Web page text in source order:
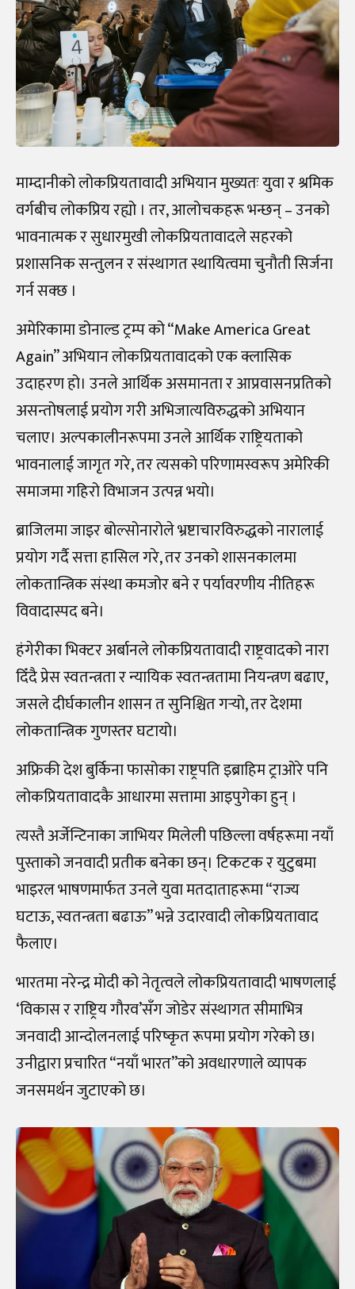
माम्दानीको लोकप्रियतावादी अभियान मुख्यतः युवा र श्रमिक
वर्गबीच लोकप्रिय रह्यो । तर, आलोचकहरू भन्छन् – उनको
भावनात्मक र सुधारमुखी लोकप्रियतावादले सहरको
प्रशासनिक सन्तुलन र संस्थागत स्थायित्वमा चुनौती सिर्जना
गर्न सक्छ ।
अमेरिकामा डोनाल्ड ट्रम्प को “Make America Great
Again” अभियान लोकप्रियतावादको एक क्लासिक
उदाहरण हो। उनले आर्थिक असमानता र आप्रवासनप्रतिको
असन्तोषलाई प्रयोग गरी अभिजात्यविरुद्धको अभियान
चलाए। अल्पकालीनरूपमा उनले आर्थिक राष्ट्रियताको
भावनालाई जागृत गरे, तर त्यसको परिणामस्वरूप अमेरिकी
समाजमा गहिरो विभाजन उत्पन्न भयो।
ब्राजिलमा जाइर बोल्सोनारोले भ्रष्टाचारविरुद्धको नारालाई
प्रयोग गर्दै सत्ता हासिल गरे, तर उनको शासनकालमा
लोकतान्त्रिक संस्था कमजोर बने र पर्यावरणीय नीतिहरू
विवादास्पद बने।
हंगेरीका भिक्टर अर्बानले लोकप्रियतावादी राष्ट्रवादको नारा
दिँदै प्रेस स्वतन्त्रता र न्यायिक स्वतन्त्रतामा नियन्त्रण बढाए,
जसले दीर्घकालीन शासन त सुनिश्चित गर्‍यो, तर देशमा
लोकतान्त्रिक गुणस्तर घटायो।
अफ्रिकी देश बुर्किना फासोका राष्ट्रपति इब्राहिम ट्राओरे पनि
लोकप्रियतावादकै आधारमा सत्तामा आइपुगेका हुन् ।
त्यस्तै अर्जेन्टिनाका जाभियर मिलेली पछिल्ला वर्षहरूमा नयाँ
पुस्ताको जनवादी प्रतीक बनेका छन्। टिकटक र युटुबमा
भाइरल भाषणमार्फत उनले युवा मतदाताहरूमा “राज्य
घटाऊ, स्वतन्त्रता बढाऊ” भन्ने उदारवादी लोकप्रियतावाद
फैलाए।
भारतमा नरेन्द्र मोदी को नेतृत्वले लोकप्रियतावादी भाषणलाई
‘विकास र राष्ट्रिय गौरव’सँग जोडेर संस्थागत सीमाभित्र
जनवादी आन्दोलनलाई परिष्कृत रूपमा प्रयोग गरेको छ।
उनीद्वारा प्रचारित “नयाँ भारत”को अवधारणाले व्यापक
जनसमर्थन जुटाएको छ।